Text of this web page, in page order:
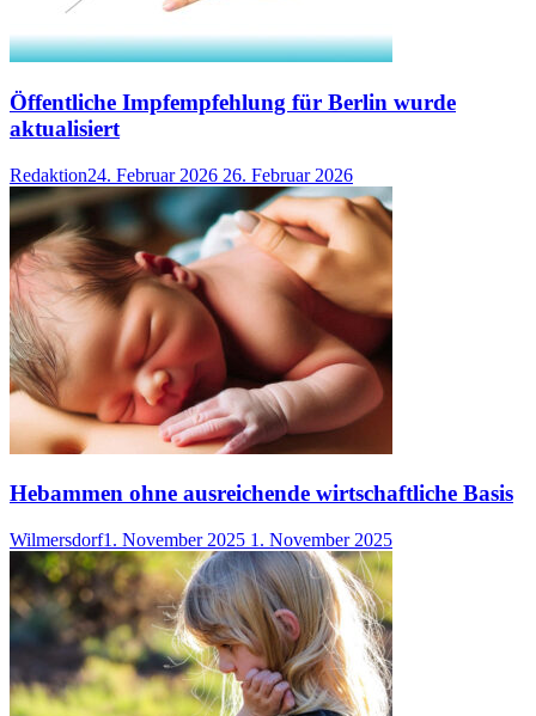
Öffentliche Impfempfehlung für Berlin wurde
aktualisiert
Redaktion24. Februar 2026 26. Februar 2026
Hebammen ohne ausreichende wirtschaftliche Basis
Wilmersdorf1. November 2025 1. November 2025